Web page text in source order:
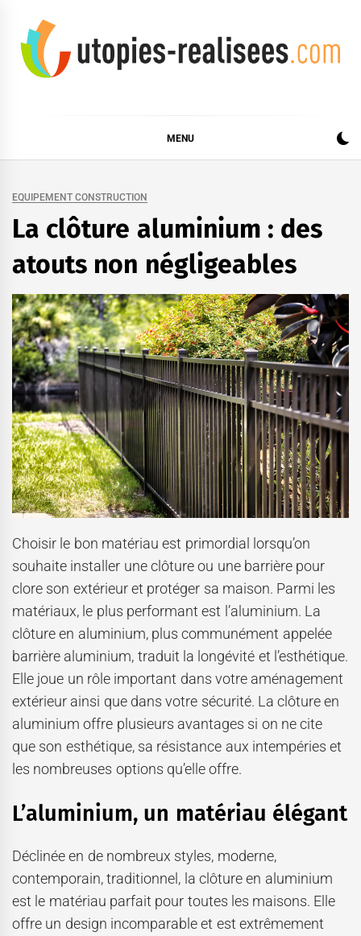
content
MENU
EQUIPEMENT CONSTRUCTION
La clôture aluminium : des
atouts non négligeables
Choisir le bon matériau est primordial lorsqu’on
souhaite installer une clôture ou une barrière pour
clore son extérieur et protéger sa maison. Parmi les
matériaux, le plus performant est l’aluminium. La
clôture en aluminium, plus communément appelée
barrière aluminium, traduit la longévité et l’esthétique.
Elle joue un rôle important dans votre aménagement
extérieur ainsi que dans votre sécurité. La clôture en
aluminium offre plusieurs avantages si on ne cite
que son esthétique, sa résistance aux intempéries et
les nombreuses options qu’elle offre.
L’aluminium, un matériau élégant
Déclinée en de nombreux styles, moderne,
contemporain, traditionnel, la clôture en aluminium
est le matériau parfait pour toutes les maisons. Elle
offre un design incomparable et est extrêmement